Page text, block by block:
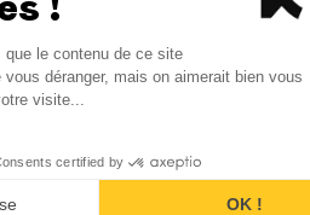
Nous contacter
le contenu de ce site
déranger, mais on aimerait bien vous
visite...
certified by
OK !
Axeptio consent